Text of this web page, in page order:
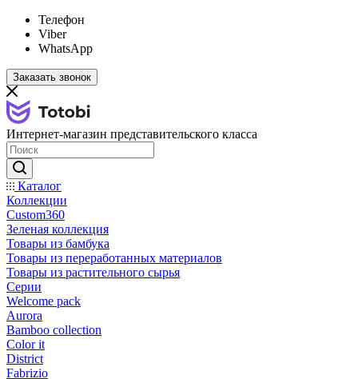
Телефон
Viber
WhatsApp
Заказать звонок
Интернет-магазин представительского класса
Каталог
Коллекции
Custom360
Зеленая коллекция
Товары из бамбука
Товары из переработанных материалов
Товары из растительного сырья
Серии
Welcome pack
Aurora
Bamboo collection
Color it
District
Fabrizio